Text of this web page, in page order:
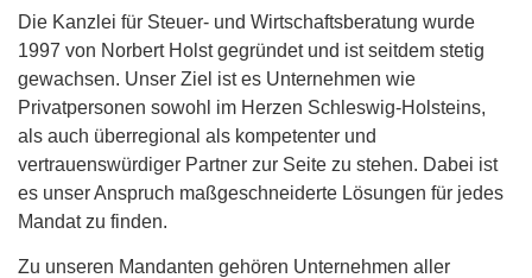
Die Kanzlei für Steuer- und Wirtschaftsberatung wurde
1997 von Norbert Holst gegründet und ist seitdem stetig
gewachsen. Unser Ziel ist es Unternehmen wie
Privatpersonen sowohl im Herzen Schleswig-Holsteins,
als auch überregional als kompetenter und
vertrauenswürdiger Partner zur Seite zu stehen. Dabei ist
es unser Anspruch maßgeschneiderte Lösungen für jedes
Mandat zu finden.
Zu unseren Mandanten gehören Unternehmen aller